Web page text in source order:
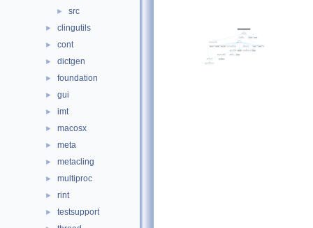
► src
► clingutils
► cont
► dictgen
► foundation
► gui
► imt
► macosx
► meta
► metacling
► multiproc
► rint
► testsupport